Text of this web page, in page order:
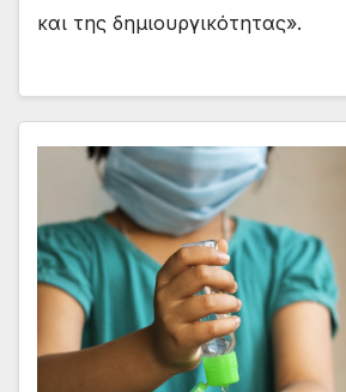
και της δημιουργικότητας».